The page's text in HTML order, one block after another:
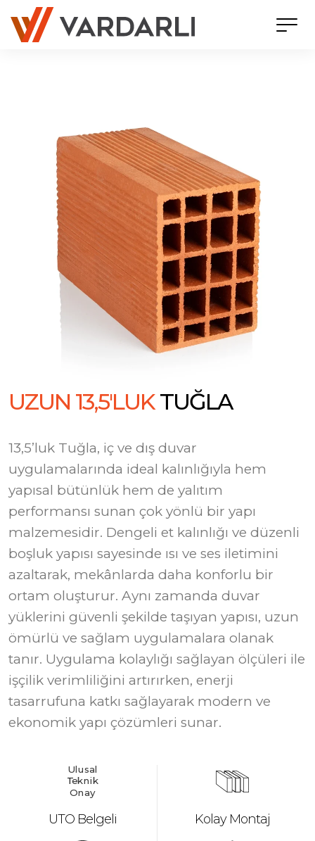
UZUN 13,5'LUK TUĞLA
13,5’luk Tuğla, iç ve dış duvar
uygulamalarında ideal kalınlığıyla hem
yapısal bütünlük hem de yalıtım
performansı sunan çok yönlü bir yapı
malzemesidir. Dengeli et kalınlığı ve düzenli
boşluk yapısı sayesinde ısı ve ses iletimini
azaltarak, mekânlarda daha konforlu bir
ortam oluşturur. Aynı zamanda duvar
yüklerini güvenli şekilde taşıyan yapısı, uzun
ömürlü ve sağlam uygulamalara olanak
tanır. Uygulama kolaylığı sağlayan ölçüleri ile
işçilik verimliliğini artırırken, enerji
tasarrufuna katkı sağlayarak modern ve
ekonomik yapı çözümleri sunar.
U usal
Tekni k
Onay
UTO Belgeli Kolay Montaj